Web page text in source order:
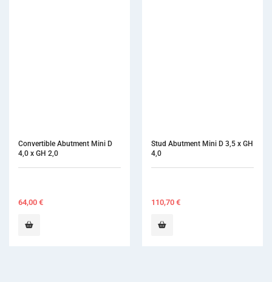
Stud Abutment Mini D 3,5 x GH
4,0
110,70
Transfer Abutment Mini D 4,5 x
83,70